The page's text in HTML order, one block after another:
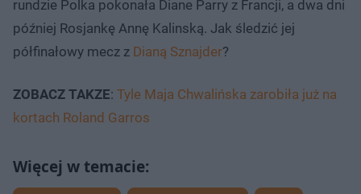
rundzie Polka pokonała Diane Parry z Francji, a dwa dni
później Rosjankę Annę Kalinską. Jak śledzić jej
półfinałowy mecz z Dianą Sznajder?
ZOBACZ TAKZE: Tyle Maja Chwalińska zarobiła już na
kortach Roland Garros